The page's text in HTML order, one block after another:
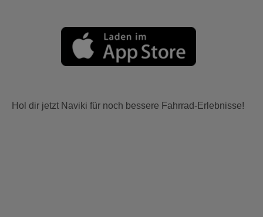
Hol dir jetzt Naviki für noch bessere Fahrrad-Erlebnisse!